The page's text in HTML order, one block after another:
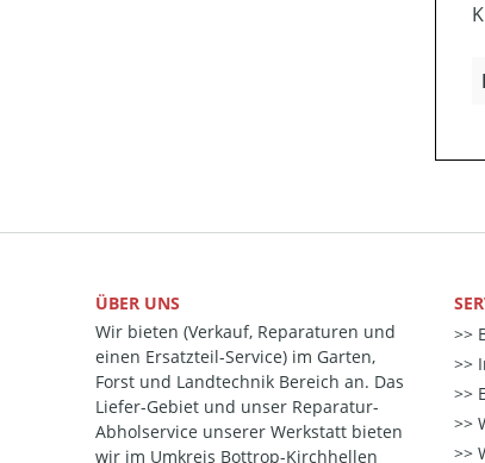
ÜBER UNS
Wir bieten (Verkauf, Reparaturen und
einen Ersatzteil-Service) im Garten,
Forst und Landtechnik Bereich an. Das
Liefer-Gebiet und unser Reparatur-
Abholservice unserer Werkstatt bieten
wir im Umkreis Bottrop-Kirchhellen